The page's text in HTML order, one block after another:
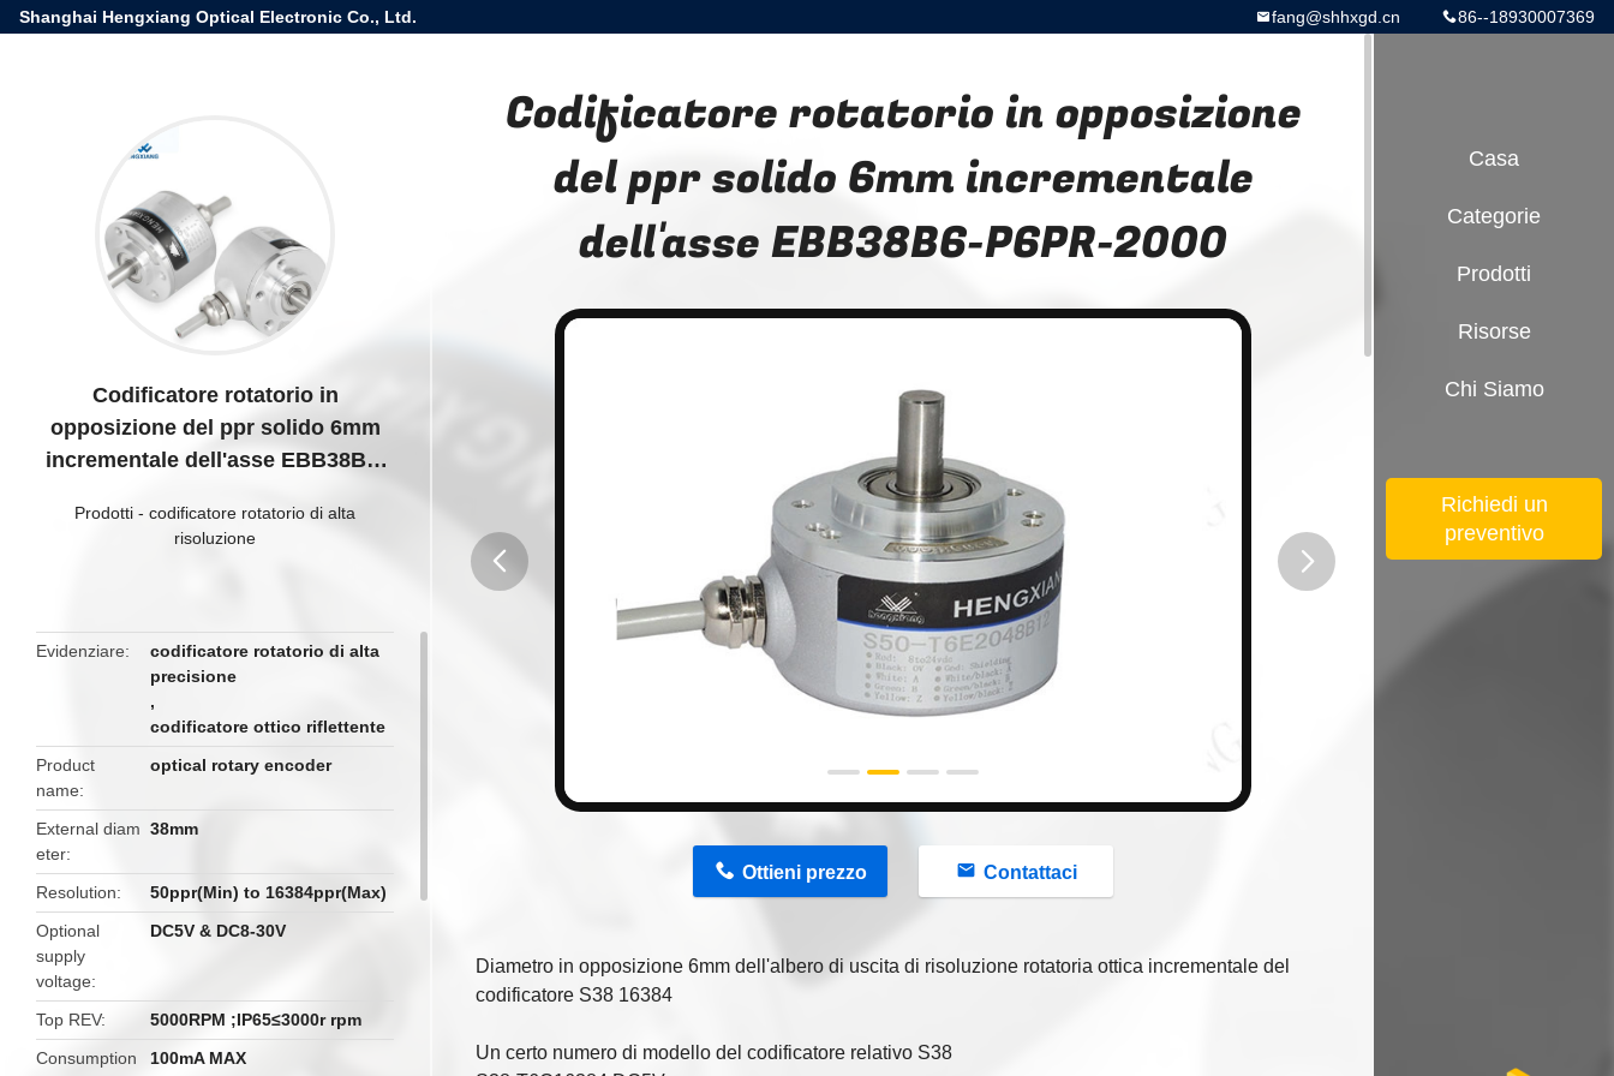
Shanghai Hengxiang Optical Electronic Co., Ltd. 86--18930007369
fang@shhxgd.cn
Codificatore rotatorio in
opposizione del ppr solido 6mm
incrementale dell'asse EBB38B6-
Prodotti - codificatore rotatorio di alta
risoluzione
Evidenziare
codificatore rotatorio di alta
precisione
,
codificatore ottico riflettente
Product
name
optical rotary encoder
External diam
eter
38mm
Resolution
50ppr(Min) to 16384ppr(Max)
Optional
supply
voltage
DC5V & DC8-30V
Top REV
5000RPM ;IP65≤3000r rpm
Consumption
100mA MAX
Codificatore rotatorio in opposizione
del ppr solido 6mm incrementale
dell'asse EBB38B6-P6PR-2000
Ottieni prezzo Contattaci
Diametro in opposizione 6mm dell'albero di uscita di risoluzione rotatoria ottica incrementale del
codificatore S38 16384
Un certo numero di modello del codificatore relativo S38
Casa
Categorie
Prodotti
Risorse
Chi Siamo
Richiedi un
preventivo